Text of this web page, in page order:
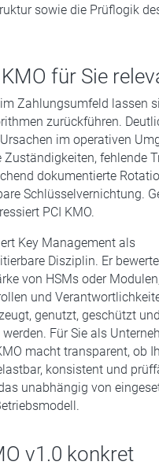
sowie die Prüflogik
für Sie
Zahlungsumfeld lassen
zurückführen.
im operativen
Zuständigkeiten, fehlende
dokumentierte
Schlüsselvernichtung.
PCI KMO.
Key Management als
Disziplin. Er
von HSMs oder
und
genutzt, geschützt
Für Sie als
macht transparent, ob
konsistent und
unabhängig von
v1.0 konkret